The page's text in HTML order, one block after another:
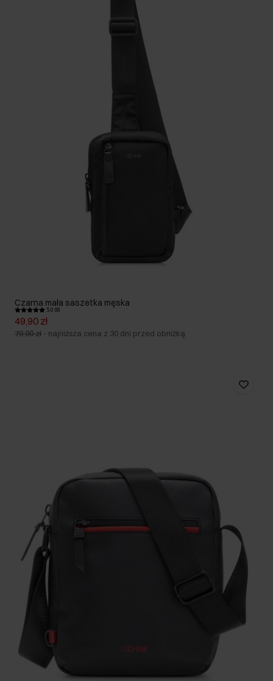
Czarna mała saszetka męska
5.0 (8)
49,90 zł
79,90 zł - najniższa cena z 30 dni przed obniżką